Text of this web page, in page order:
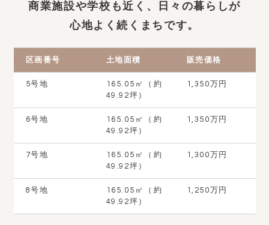
商業施設や学校も近く、日々の暮らしが
心地よく続くまちです。
区画番号 土地面積 販売価格
5号地
165.05㎡（約
49.92坪）
1,350万円
6号地
165.05㎡（約
49.92坪）
1,350万円
7号地
165.05㎡（約
49.92坪）
1,300万円
8号地
165.05㎡（約
49.92坪）
1,250万円